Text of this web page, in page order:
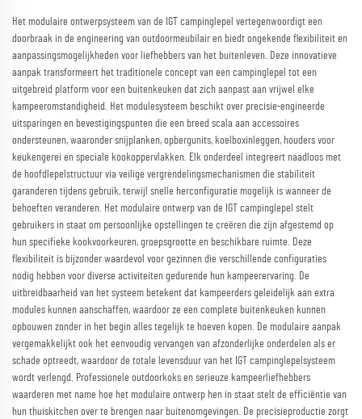
Het modulaire ontwerpsysteem van de IGT campinglepel vertegenwoordigt een
doorbraak in de engineering van outdoormeubilair en biedt ongekende flexibiliteit en
aanpassingsmogelijkheden voor liefhebbers van het buitenleven. Deze innovatieve
aanpak transformeert het traditionele concept van een campinglepel tot een
uitgebreid platform voor een buitenkeuken dat zich aanpast aan vrijwel elke
kampeeromstandigheid. Het modulesysteem beschikt over precisie-engineerde
uitsparingen en bevestigingspunten die een breed scala aan accessoires
ondersteunen, waaronder snijplanken, opbergunits, koelboxinleggen, houders voor
keukengerei en speciale kookoppervlakken. Elk onderdeel integreert naadloos met
de hoofdlepelstructuur via veilige vergrendelingsmechanismen die stabiliteit
garanderen tijdens gebruik, terwijl snelle herconfiguratie mogelijk is wanneer de
behoeften veranderen. Het modulaire ontwerp van de IGT campinglepel stelt
gebruikers in staat om persoonlijke opstellingen te creëren die zijn afgestemd op
hun specifieke kookvoorkeuren, groepsgrootte en beschikbare ruimte. Deze
flexibiliteit is bijzonder waardevol voor gezinnen die verschillende configuraties
nodig hebben voor diverse activiteiten gedurende hun kampeerervaring. De
uitbreidbaarheid van het systeem betekent dat kampeerders geleidelijk aan extra
modules kunnen aanschaffen, waardoor ze een complete buitenkeuken kunnen
opbouwen zonder in het begin alles tegelijk te hoeven kopen. De modulaire aanpak
vergemakkelijkt ook het eenvoudig vervangen van afzonderlijke onderdelen als er
schade optreedt, waardoor de totale levensduur van het IGT campinglepelsysteem
wordt verlengd. Professionele outdoorkoks en serieuze kampeerliefhebbers
waarderen met name hoe het modulaire ontwerp hen in staat stelt de efficiëntie van
hun thuiskitchen over te brengen naar buitenomgevingen. De precisieproductie zorgt